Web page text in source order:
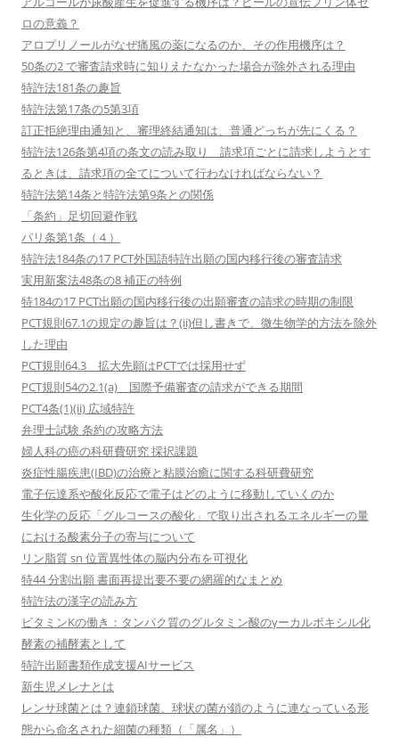
ロの意義？
アロプリノールがなぜ痛風の薬になるのか、その作用機序は？
50条の2 で審査請求時に知りえたなかった場合が除外される理由
特許法181条の趣旨
特許法第17条の5第3項
訂正拒絶理由通知と、審理終結通知は、普通どっちが先にくる？
特許法126条第4項の条文の読み取り 請求項ごとに請求しようとす
るときは、請求項の全てについて行わなければならない？
特許法第14条と特許法第9条との関係
「条約」足切回避作戦
パリ条第1条（４）
特許法184条の17 PCT外国語特許出願の国内移行後の審査請求
実用新案法48条の8 補正の特例
特184の17 PCT出願の国内移行後の出願審査の請求の時期の制限
PCT規則67.1の規定の趣旨は？(ii)但し書きで、微生物学的方法を除外
した理由
PCT規則64.3 拡大先願はPCTでは採用せず
PCT規則54の2.1(a) 国際予備審査の請求ができる期間
PCT4条(1)(ii) 広域特許
弁理士試験 条約の攻略方法
婦人科の癌の科研費研究 採択課題
炎症性腸疾患(IBD)の治療と粘膜治癒に関する科研費研究
電子伝達系や酸化反応で電子はどのように移動していくのか
生化学の反応「グルコースの酸化」で取り出されるエネルギーの量
における酸素分子の寄与について
リン脂質 sn 位置異性体の脳内分布を可視化
特44 分割出願 書面再提出要不要の網羅的なまとめ
特許法の漢字の読み方
ビタミンKの働き：タンパク質のグルタミン酸のγーカルボキシル化
酵素の補酵素として
特許出願書類作成支援AIサービス
新生児メレナとは
レンサ球菌とは？連鎖球菌、球状の菌が鎖のように連なっている形
態から命名された細菌の種類（「属名」）